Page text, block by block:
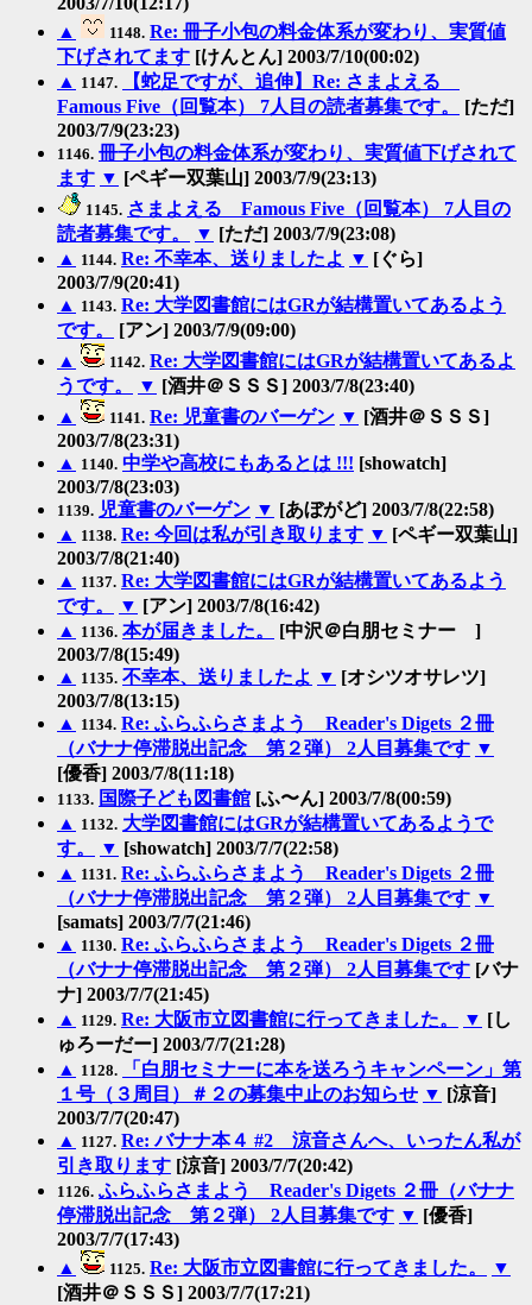
▲
1148. Re: 冊子小包の料金体系が変わり、実質値
下げされてます [けんとん] 2003/7/10(00:02)
▲ 1147.
【蛇足ですが、追伸】Re: さまよえる
Famous Five（回覧本） 7人目の読者募集です。
[ただ]
2003/7/9(23:23)
1146. 冊子小包の料金体系が変わり、実質値下げされて
ます ▼ [ペギー双葉山] 2003/7/9(23:13)
1145. さまよえる Famous Five（回覧本） 7人目の
読者募集です。
▼ [ただ] 2003/7/9(23:08)
▲ 1144. Re: 不幸本、送りましたよ ▼ [ぐら]
2003/7/9(20:41)
▲ 1143. Re: 大学図書館にはGRが結構置いてあるよう
です。
[アン] 2003/7/9(09:00)
▲
1142. Re: 大学図書館にはGRが結構置いてあるよ
うです。
▼ [酒井＠ＳＳＳ] 2003/7/8(23:40)
▲
1141. Re: 児童書のバーゲン ▼ [酒井＠ＳＳＳ]
2003/7/8(23:31)
▲ 1140. 中学や高校にもあるとは !!! [showatch]
2003/7/8(23:03)
1139. 児童書のバーゲン ▼ [あぼがど] 2003/7/8(22:58)
▲ 1138. Re: 今回は私が引き取ります ▼ [ペギー双葉山]
2003/7/8(21:40)
▲ 1137. Re: 大学図書館にはGRが結構置いてあるよう
です。
▼ [アン] 2003/7/8(16:42)
▲ 1136. 本が届きました。
[中沢＠白朋セミナー ]
2003/7/8(15:49)
▲ 1135. 不幸本、送りましたよ ▼ [オシツオサレツ]
2003/7/8(13:15)
▲ 1134. Re: ふらふらさまよう Reader's Digets ２冊
（バナナ停滞脱出記念 第２弾） 2人目募集です ▼
[優香] 2003/7/8(11:18)
1133. 国際子ども図書館 [ふ〜ん] 2003/7/8(00:59)
▲ 1132. 大学図書館にはGRが結構置いてあるようで
す。
▼ [showatch] 2003/7/7(22:58)
▲ 1131. Re: ふらふらさまよう Reader's Digets ２冊
（バナナ停滞脱出記念 第２弾） 2人目募集です ▼
[samats] 2003/7/7(21:46)
▲ 1130. Re: ふらふらさまよう Reader's Digets ２冊
（バナナ停滞脱出記念 第２弾） 2人目募集です [バナ
ナ] 2003/7/7(21:45)
▲ 1129. Re: 大阪市立図書館に行ってきました。 ▼ [し
ゅろーだー] 2003/7/7(21:28)
▲ 1128.
「白朋セミナーに本を送ろうキャンペーン」第
１号（３周目）＃２の募集中止のお知らせ ▼ [涼音]
2003/7/7(20:47)
▲ 1127. Re: バナナ本４ #2 涼音さんへ、いったん私が
引き取ります [涼音] 2003/7/7(20:42)
1126. ふらふらさまよう Reader's Digets ２冊（バナナ
停滞脱出記念 第２弾） 2人目募集です ▼ [優香]
2003/7/7(17:43)
▲
1125. Re: 大阪市立図書館に行ってきました。
▼
[酒井＠ＳＳＳ] 2003/7/7(17:21)